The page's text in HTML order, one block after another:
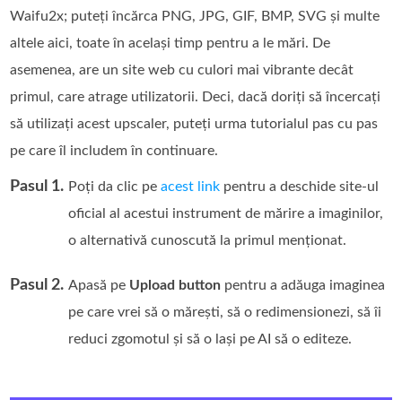
Waifu2x; puteți încărca PNG, JPG, GIF, BMP, SVG și multe
altele aici, toate în același timp pentru a le mări. De
asemenea, are un site web cu culori mai vibrante decât
primul, care atrage utilizatorii. Deci, dacă doriți să încercați
să utilizați acest upscaler, puteți urma tutorialul pas cu pas
pe care îl includem în continuare.
Pasul 1. Poți da clic peacest link pentru a deschide site‑ul
oficial al acestui instrument de mărire a imaginilor,
o alternativă cunoscută la primul menționat.
Pasul 2. Apasă pe Upload button pentru a adăuga imaginea
pe care vrei să o mărești, să o redimensionezi, să îi
reduci zgomotul și să o lași pe AI să o editeze.